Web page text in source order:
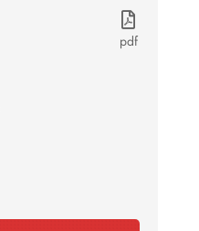
pdf